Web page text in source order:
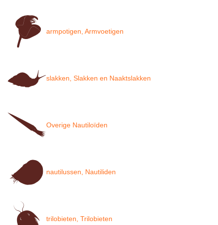
armpotigen, Armvoetigen
slakken, Slakken en Naaktslakken
Overige Nautiloïden
nautilussen, Nautiliden
trilobieten, Trilobieten